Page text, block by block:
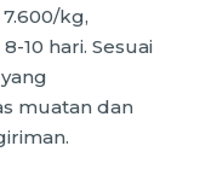
kg,
10 hari. Sesuai
muatan dan